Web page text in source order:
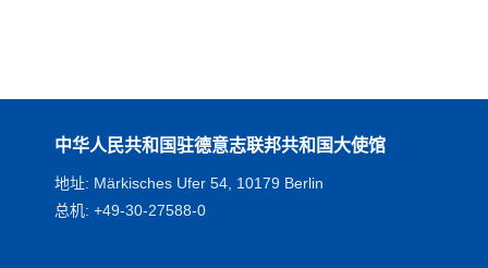
中华人民共和国驻德意志联邦共和国大使馆
地址: Märkisches Ufer 54, 10179 Berlin
总机: +49-30-27588-0